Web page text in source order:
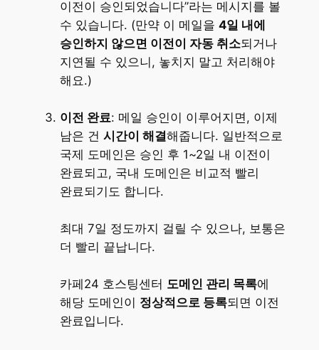
이전이 승인되었습니다”라는 메시지를 볼
수 있습니다. (만약 이 메일을 4일 내에
승인하지 않으면 이전이 자동 취소되거나
지연될 수 있으니, 놓치지 말고 처리해야
해요​.)
이전 완료: 메일 승인이 이루어지면, 이제
남은 건 시간이 해결해줍니다. 일반적으로
국제 도메인은 승인 후 1~2일 내 이전이
완료되고, 국내 도메인은 비교적 빨리
완료되기도 합니다.
최대 7일 정도까지 걸릴 수 있으나, 보통은
더 빨리 끝납니다.
카페24 호스팅센터 도메인 관리 목록에
해당 도메인이 정상적으로 등록되면 이전
완료입니다.